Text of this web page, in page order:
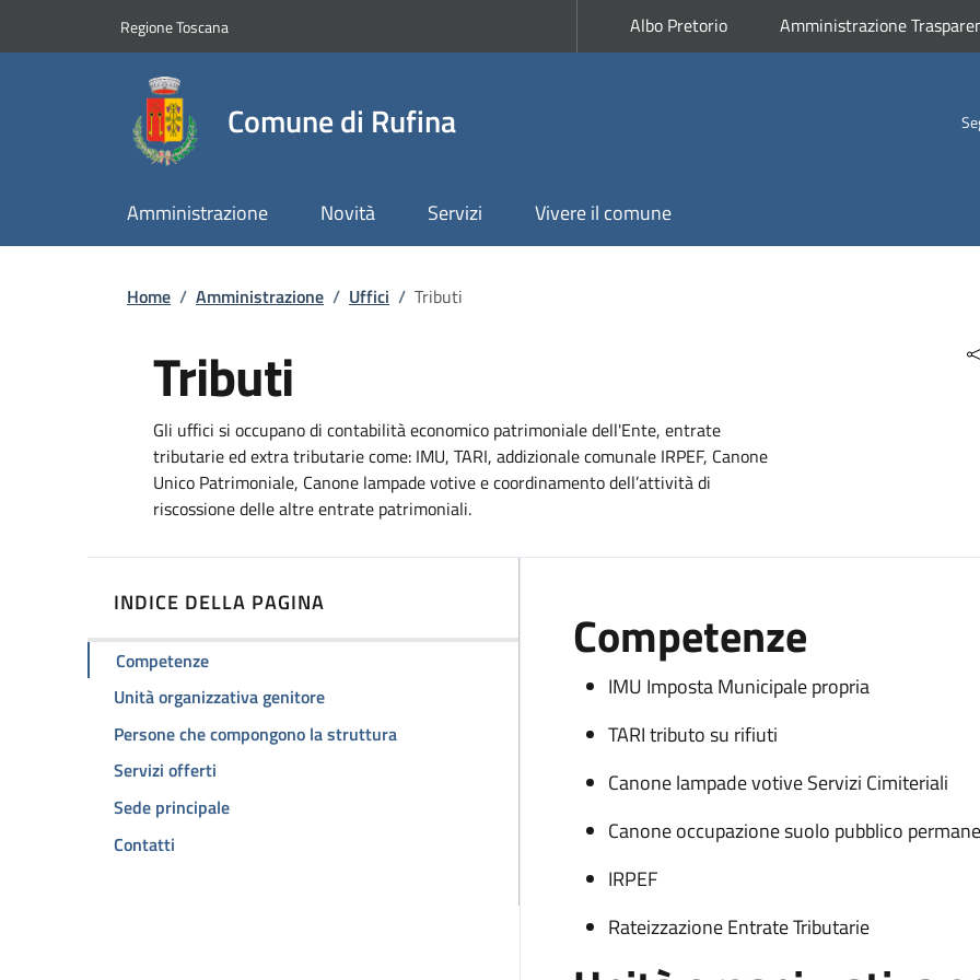
Regione ToscanaSlim top Albo Pretorio Amministrazione
Comune di Rufina
Amministrazione Novità Servizi Vivere il comune
Briciole di pane
Home / Amministrazione / Uffici / Tributi
Tributi
Dettagli
Gli uffici si occupano di contabilità economico patrimoniale dell'Ente, entrate
tributarie ed extra tributarie come: IMU, TARI, addizionale comunale IRPEF, Canone
Unico Patrimoniale, Canone lampade votive e coordinamento dell’attività di
riscossione delle altre entrate patrimoniali.
INDICE DELLA PAGINA
Competenze
Unità organizzativa genitore
Persone che compongono la struttura
Servizi offerti
Sede principale
Contatti
Competenze
IMU Imposta Municipale propria
TARI tributo su rifiuti
Canone lampade votive Servizi Cimiteriali
Canone occupazione suolo pubblico
IRPEF
Rateizzazione Entrate Tributarie